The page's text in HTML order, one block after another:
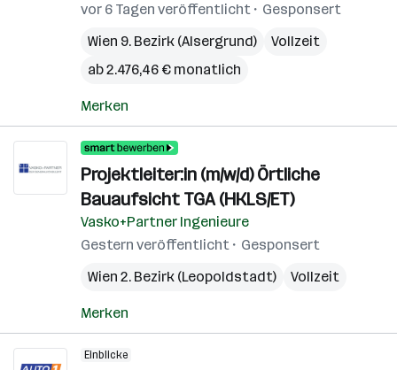
vor 6 Tagen veröffentlicht
Gesponsert
Wien 9. Bezirk (Alsergrund)
Vollzeit
ab 2.476,46 € monatlich
Merken
Projektleiter:in (m/w/d) Örtliche
Bauaufsicht TGA (HKLS/ET)
Vasko+Partner Ingenieure
Gestern veröffentlicht
Gesponsert
Wien 2. Bezirk (Leopoldstadt)
Vollzeit
Merken
Einblicke